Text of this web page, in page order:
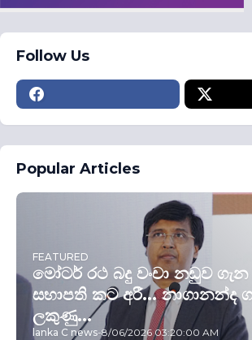
Follow Us
Popular Articles
FEATURED
මෝටර් රථ බදු වංචා නඩුව
සභාපති කට අරී... නාගානන්ද
ලකුණු...
lanka C news-8/06/2026 03:20:00 AM